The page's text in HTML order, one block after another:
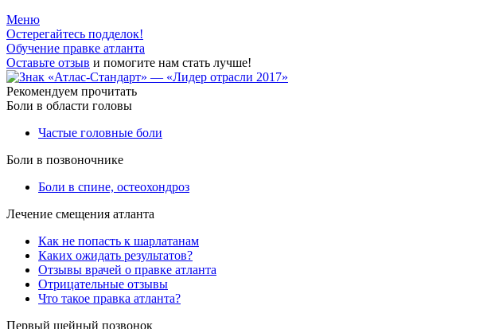
Меню
Остерегайтесь подделок!
Обучение правке атланта
Оставьте отзыв и помогите нам стать лучше!
Рекомендуем прочитать
Боли в области головы
Частые головные боли
Боли в позвоночнике
Боли в спине, остеохондроз
Лечение смещения атланта
Как не попасть к шарлатанам
Каких ожидать результатов?
Отзывы врачей о правке атланта
Отрицательные отзывы
Что такое правка атланта?
Первый шейный позвонок